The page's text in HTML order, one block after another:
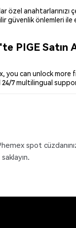
özel anahtarlarınızı
güvenlik önlemleri ile
PIGE Satın
you can unlock
7 multilingual
spot